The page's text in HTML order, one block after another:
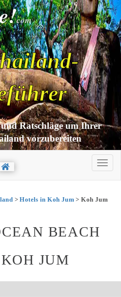
com
Ratschläge um Ihrer
vorzubereiten
>Hotels in Koh Jum > Koh Jum
BEACH
JUM